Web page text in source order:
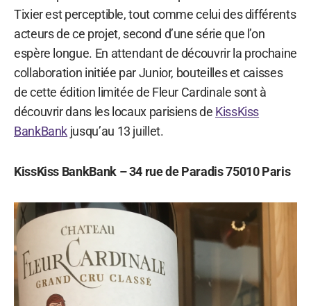
Tixier est perceptible, tout comme celui des différents
acteurs de ce projet, second d’une série que l’on
espère longue. En attendant de découvrir la prochaine
collaboration initiée par Junior, bouteilles et caisses
de cette édition limitée de Fleur Cardinale sont à
découvrir dans les locaux parisiens de KissKiss
BankBank jusqu’au 13 juillet.
KissKiss BankBank – 34 rue de Paradis 75010 Paris